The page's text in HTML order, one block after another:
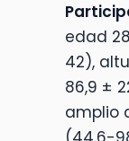
edad
42),
86,9 ±
amplio